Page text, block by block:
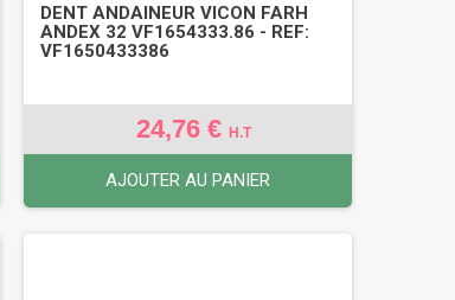
DENT ANDAINEUR VICON FARH
ANDEX 32 VF1654333.86 - REF:
VF1650433386
24,76 €H.T
AJOUTER AU PANIER